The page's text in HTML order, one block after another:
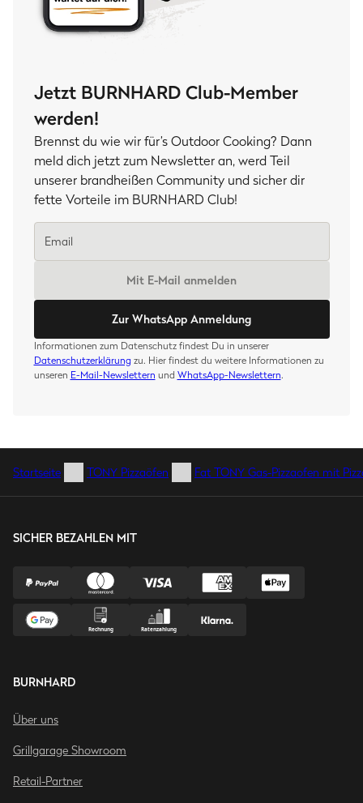
Jetzt BURNHARD Club-Member
werden!
Brennst du wie wir für’s Outdoor Cooking? Dann
meld dich jetzt zum Newsletter an, werd Teil
unserer brandheißen Community und sicher dir
fette Vorteile im BURNHARD Club!
Mit E-Mail anmelden
Zur WhatsApp Anmeldung
Informationen zum Datenschutz findest Du in unserer
Datenschutzerklärung zu. Hier findest du weitere Informationen zu
unseren E-Mail-Newslettern und WhatsApp-Newslettern.
Startseite TONY Pizzaöfen Fat TONY Gas-Pizzaofen mit
SICHER BEZAHLEN MIT
BURNHARD
Über uns
Grillgarage Showroom
Retail-Partner